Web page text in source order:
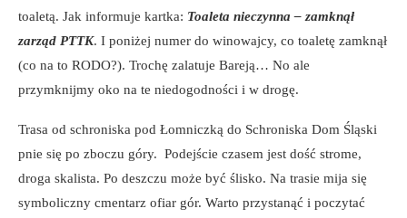
toaletą. Jak informuje kartka: Toaleta nieczynna – zamknął
zarząd PTTK. I poniżej numer do winowajcy, co toaletę zamknął
(co na to RODO?). Trochę zalatuje Bareją… No ale
przymknijmy oko na te niedogodności i w drogę.
Trasa od schroniska pod Łomniczką do Schroniska Dom Śląski
pnie się po zboczu góry. Podejście czasem jest dość strome,
droga skalista. Po deszczu może być ślisko. Na trasie mija się
symboliczny cmentarz ofiar gór. Warto przystanąć i poczytać